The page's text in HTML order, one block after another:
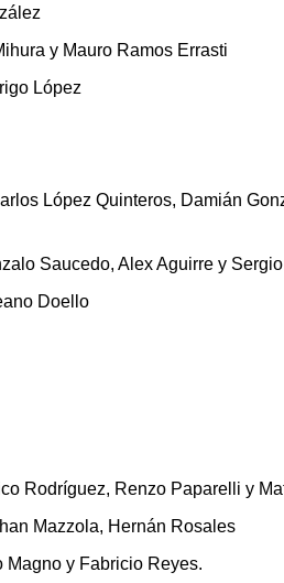
y Mauro Ramos Errasti
López
López Quinteros, Damián
Saucedo, Alex Aguirre y
Doello
Rodríguez, Renzo Paparelli y
Mazzola, Hernán Rosales
y Fabricio Reyes.